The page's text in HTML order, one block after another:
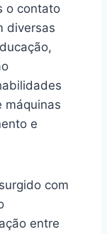
o contato
diversas
máquinas
e
com
entre